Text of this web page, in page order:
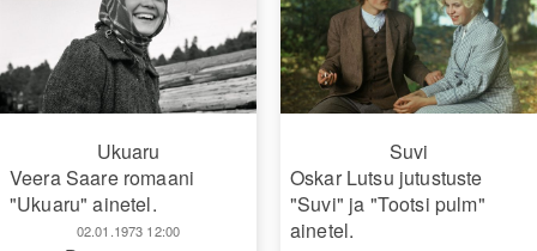
Ukuaru
Veera Saare romaani
"Ukuaru" ainetel.
02.01.1973 12:00
Suvi
Oskar Lutsu jutustuste
"Suvi" ja "Tootsi pulm"
ainetel.